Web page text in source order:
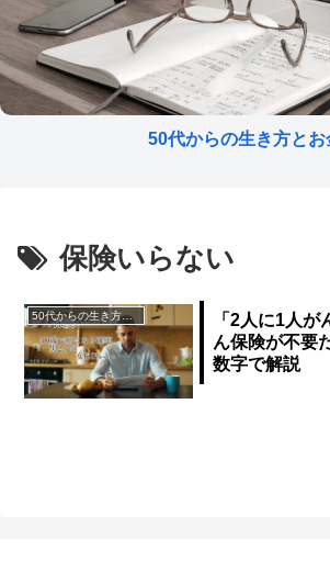
50代からの生き方とお
保険いらない
50代からの生き方とお金
「2人に1人
ん保険が不要
数字で解説